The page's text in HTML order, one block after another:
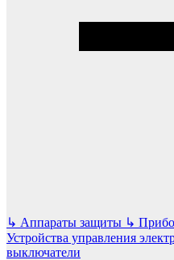
↳ Аппараты защиты ↳
Устройства управления
выключатели